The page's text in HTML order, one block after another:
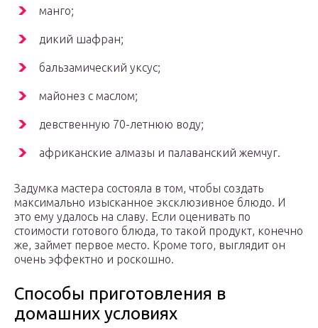
манго;
дикий шафран;
бальзамический уксус;
майонез с маслом;
девственную 70-летнюю воду;
африканские алмазы и палаванский жемчуг.
Задумка мастера состояла в том, чтобы создать
максимально изысканное эксклюзивное блюдо. И
это ему удалось на славу. Если оценивать по
стоимости готового блюда, то такой продукт, конечно
же, займет первое место. Кроме того, выглядит он
очень эффектно и роскошно.
Способы приготовления в
домашних условиях